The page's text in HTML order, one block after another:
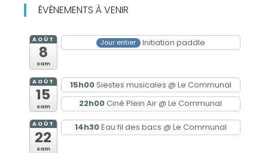
ÉVÈNEMENTS À VENIR
AOÛT
8
sam
Jour entier Initiation paddle
AOÛT
15
sam
15h00Siestes musicales @ Le Communal
22h00Ciné Plein Air @ Le Communal
AOÛT
22
sam
14h30Eau fil des bacs @ Le Communal